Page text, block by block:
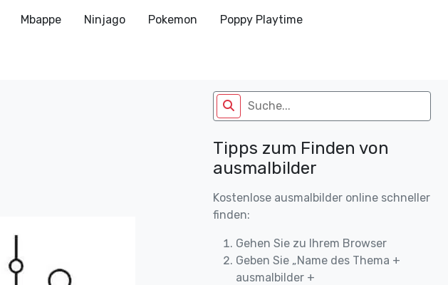
Mbappe Ninjago Pokemon Poppy Playtime
Tipps zum Finden von
ausmalbilder
Kostenlose ausmalbilder online schneller
finden:
Gehen Sie zu Ihrem Browser
Geben Sie „Name des Thema +
ausmalbilder +